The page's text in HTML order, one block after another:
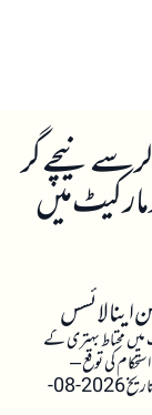
کی قیمت 62,000 ڈالر سے نیچے گر
میں
اینالائسس
محتاط بہتری کے
کی توقع –
اینالائسس برائے تاریخ 2026-08-